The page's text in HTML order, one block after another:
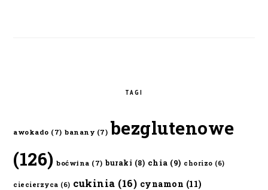
TAGI
awokado (7) banany (7) bezglutenowe
(126) boćwina (7) buraki (8) chia (9) chorizo (6)
ciecierzyca (6) cukinia (16) cynamon (11)